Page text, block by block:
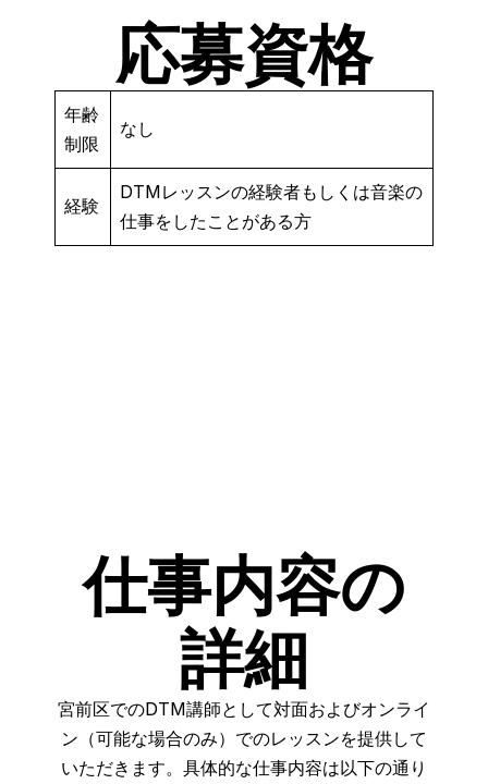
応募資格
年齢
制限
なし
経験
DTMレッスンの経験者もしくは音楽の
仕事をしたことがある方
仕事内容の
詳細
宮前区でのDTM講師として対面およびオンライ
ン（可能な場合のみ）でのレッスンを提供して
いただきます。具体的な仕事内容は以下の通り